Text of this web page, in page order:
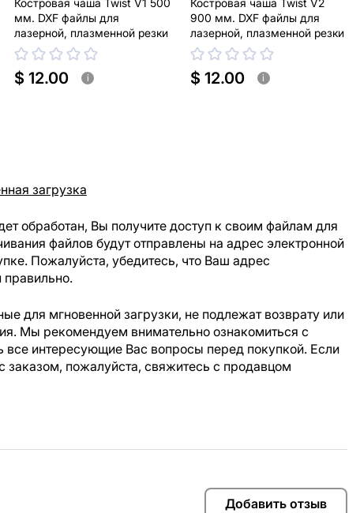
Костровая чаша Twist V1 500
мм. DXF файлы для
лазерной, плазменной резки
$ 12.00 i
Костровая чаша Twist V2
900 мм. DXF файлы для
лазерной, плазменной резки
$ 12.00 i
загрузка
обработан, Вы получите доступ к своим файлам для
файлов будут отправлены на адрес электронной
Пожалуйста, убедитесь, что Ваш адрес
правильно.
для мгновенной загрузки, не подлежат возврату или
Мы рекомендуем внимательно ознакомиться с
все интересующие Вас вопросы перед покупкой. Если
заказом, пожалуйста, свяжитесь с продавцом
Добавить отзыв